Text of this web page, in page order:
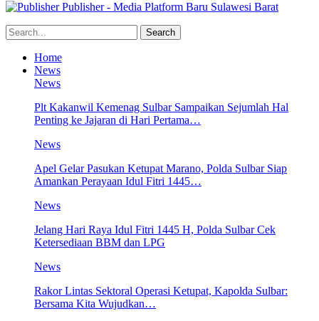
Publisher - Media Platform Baru Sulawesi Barat
Home
News
News
Plt Kakanwil Kemenag Sulbar Sampaikan Sejumlah Hal
Penting ke Jajaran di Hari Pertama…
News
Apel Gelar Pasukan Ketupat Marano, Polda Sulbar Siap
Amankan Perayaan Idul Fitri 1445…
News
Jelang Hari Raya Idul Fitri 1445 H, Polda Sulbar Cek
Ketersediaan BBM dan LPG
News
Rakor Lintas Sektoral Operasi Ketupat, Kapolda Sulbar:
Bersama Kita Wujudkan…